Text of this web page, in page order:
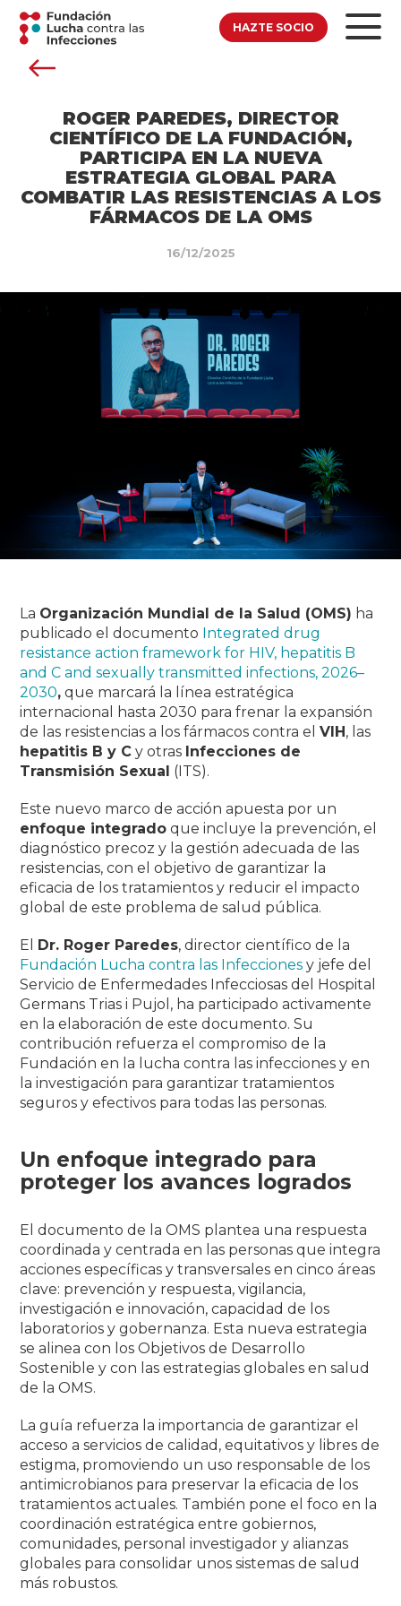
HAZTE SOCIO
ROGER PAREDES, DIRECTOR
CIENTÍFICO DE LA FUNDACIÓN,
PARTICIPA EN LA NUEVA
ESTRATEGIA GLOBAL PARA
COMBATIR LAS RESISTENCIAS A LOS
FÁRMACOS DE LA OMS
16/12/2025
La Organización Mundial de la Salud (OMS) ha
publicado el documento Integrated drug
resistance action framework for HIV, hepatitis B
and C and sexually transmitted infections, 2026–
2030, que marcará la línea estratégica
internacional hasta 2030 para frenar la expansión
de las resistencias a los fármacos contra elVIH , las
hepatitis B y C y otras Infecciones de
Transmisión Sexual (ITS).
Este nuevo marco de acción apuesta por un
enfoque integrado que incluye la prevención, el
diagnóstico precoz y la gestión adecuada de las
resistencias, con el objetivo de garantizar la
eficacia de los tratamientos y reducir el impacto
global de este problema de salud pública.
El Dr. Roger Paredes, director científico de la
Fundación Lucha contra las Infecciones y jefe del
Servicio de Enfermedades Infecciosas del Hospital
Germans Trias i Pujol, ha participado activamente
en la elaboración de este documento. Su
contribución refuerza el compromiso de la
Fundación en la lucha contra las infecciones y en
la investigación para garantizar tratamientos
seguros y efectivos para todas las personas.
Un enfoque integrado para
proteger los avances logrados
El documento de la OMS plantea una respuesta
coordinada y centrada en las personas que integra
acciones específicas y transversales en cinco áreas
clave: prevención y respuesta, vigilancia,
investigación e innovación, capacidad de los
laboratorios y gobernanza. Esta nueva estrategia
se alinea con los Objetivos de Desarrollo
Sostenible y con las estrategias globales en salud
de la OMS.
La guía refuerza la importancia de garantizar el
acceso a servicios de calidad, equitativos y libres de
estigma, promoviendo un uso responsable de los
antimicrobianos para preservar la eficacia de los
tratamientos actuales. También pone el foco en la
coordinación estratégica entre gobiernos,
comunidades, personal investigador y alianzas
globales para consolidar unos sistemas de salud
más robustos.